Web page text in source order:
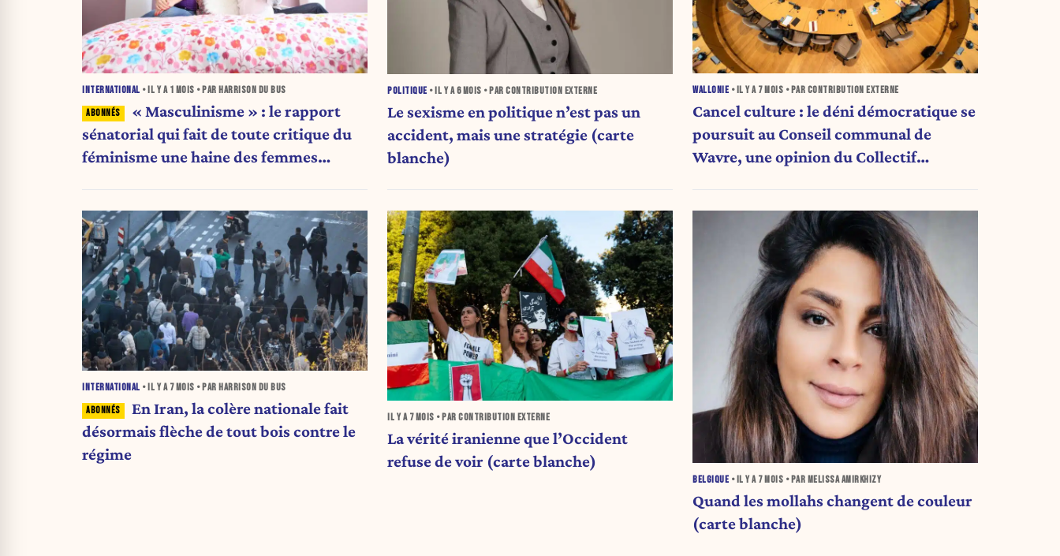
INTERNATIONAL • IL Y A 1 MOIS • PAR HARRISON DU BUS
« Masculinisme » : le rapport
sénatorial qui fait de toute critique du
féminisme une haine des femmes
POLITIQUE • IL Y A6 MOIS • PAR CONTRIBUTION EXTERNE
Le sexisme en politique n’est pas un
accident, mais une stratégie (carte
blanche)
WALLONIE • IL Y A 7 MOIS • PAR CONTRIBUTION EXTERNE
Cancel culture : le déni démocratique se
poursuit au Conseil communal de
Wavre, une opinion du Collectif
INTERNATIONAL • IL Y A 7 MOIS • PAR HARRISON DU BUS
En Iran, la colère nationale fait
désormais flèche de tout bois contre le
régime
IL Y A 7 MOIS • PAR CONTRIBUTION EXTERNE
La vérité iranienne que l’Occident
refuse de voir (carte blanche)
BELGIQUE • IL Y A 7 MOIS • PAR MELISSA AMIRKHIZY
Quand les mollahs changent de couleur
(carte blanche)